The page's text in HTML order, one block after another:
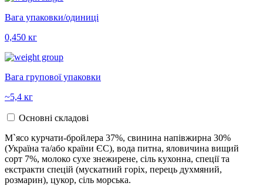
Вага упаковки/одиниці
0,450 кг
Вага групової упаковки
~5,4 кг
Основні складові
М`ясо курчати-бройлера 37%, свинина напівжирна 30%
(Україна та/або країни ЄС), вода питна, яловичина вищий
сорт 7%, молоко сухе знежирене, сіль кухонна, спеції та
екстракти спецій (мускатний горіх, перець духмяний,
розмарин), цукор, сіль морська.